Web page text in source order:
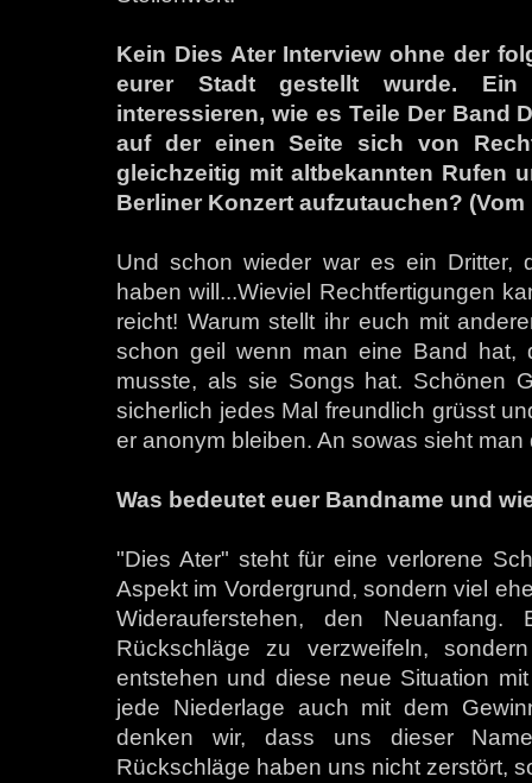
Kein Dies Ater Interview ohne der
eurer Stadt gestellt wurde. Ein
interessieren, wie es Teile Der Band
auf der einen Seite sich von
gleichzeitig mit altbekannten Rufen
Berliner Konzert aufzutauchen?
Und schon wieder war es ein Dritter,
haben will...Wieviel Rechtfertigungen
reicht! Warum stellt ihr euch mit
schon geil wenn man eine Band hat,
musste, als sie Songs hat. Schönen
sicherlich jedes Mal freundlich grüsst
er anonym bleiben. An sowas sieht
Was bedeutet euer Bandname und
"Dies Ater" steht für eine verlorene
Aspekt im Vordergrund, sondern viel
Widerauferstehen, den
Rückschläge zu verzweifeln,
entstehen und diese neue Situation
jede Niederlage auch mit dem
denken wir, dass uns dieser
Rückschläge haben uns nicht zerstört,